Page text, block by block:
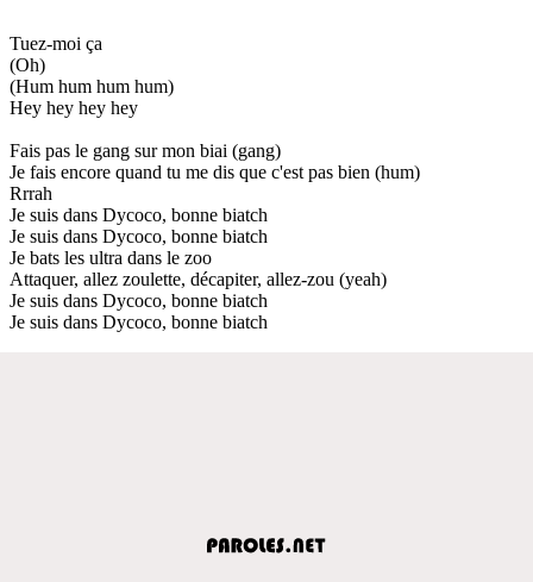
Tuez-moi ça
(Oh)
(Hum hum hum hum)
Hey hey hey hey
Fais pas le gang sur mon biai (gang)
Je fais encore quand tu me dis que c'est pas bien (hum)
Rrrah
Je suis dans Dycoco, bonne biatch
Je suis dans Dycoco, bonne biatch
Je bats les ultra dans le zoo
Attaquer, allez zoulette, décapiter, allez-zou (yeah)
Je suis dans Dycoco, bonne biatch
Je suis dans Dycoco, bonne biatch